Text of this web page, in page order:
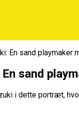
En sand playmaker
sand
i dette portræt,